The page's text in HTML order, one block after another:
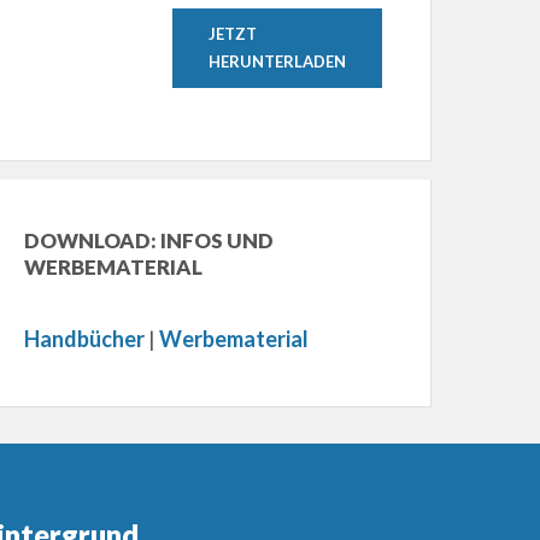
JETZT
HERUNTERLADEN
DOWNLOAD: INFOS UND
WERBEMATERIAL
Handbücher |Werbematerial